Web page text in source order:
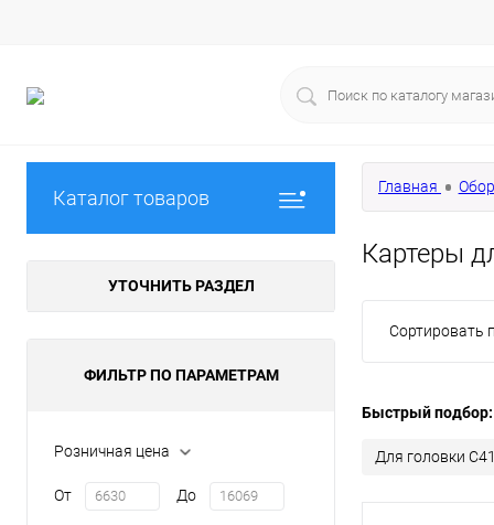
Каталог товаров
УТОЧНИТЬ РАЗДЕЛ
ФИЛЬТР ПО ПАРАМЕТРАМ
Розничная цена
От До
Главная
Картеры
Сортировать
Быстрый подбор:
Для головки